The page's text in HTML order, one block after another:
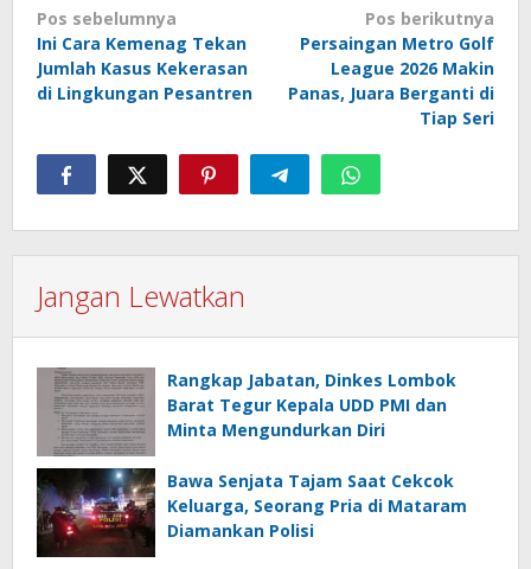
Navigasi
pos
Pos sebelumnya
Ini Cara Kemenag Tekan
Jumlah Kasus Kekerasan
di Lingkungan Pesantren
Pos berikutnya
Persaingan Metro Golf
League 2026 Makin
Panas, Juara Berganti di
Tiap Seri
Jangan Lewatkan
Rangkap Jabatan, Dinkes Lombok
Barat Tegur Kepala UDD PMI dan
Minta Mengundurkan Diri
Bawa Senjata Tajam Saat Cekcok
Keluarga, Seorang Pria di Mataram
Diamankan Polisi